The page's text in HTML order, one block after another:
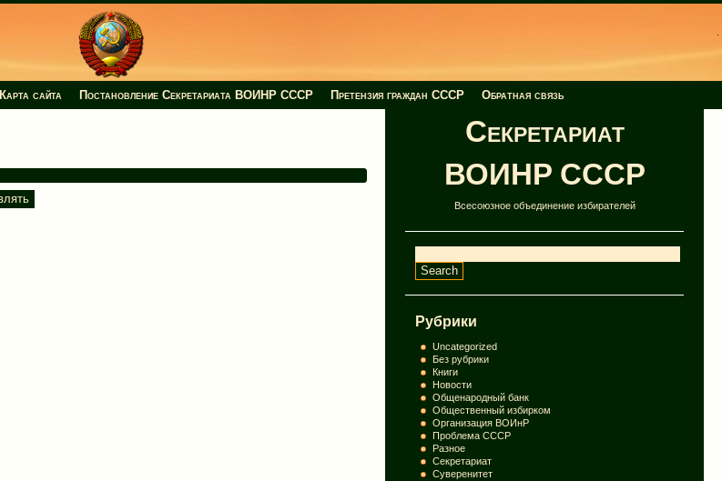
Карта сайта Постановление Секретариата ВОИНР СССР Претензия граждан СССР Обратная связь
Секретариат
ВОИНР СССР
Всесоюзное объединение избирателей
Рубрики
Uncategorized
Без рубрики
Книги
Новости
Общенародный банк
Общественный избирком
Организация ВОИнР
Проблема СССР
Разное
Секретариат
Суверенитет